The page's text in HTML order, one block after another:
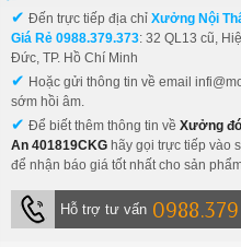
✔ Đến trực tiếp địa chỉXưởng Nội
Giá Rẻ 0988.379.373: 32 QL13 cũ,
Đức, TP. Hồ Chí Minh
✔ Hoặc gửi thông tin về email
sớm hồi âm.
✔ Để biết thêm thông tin vềXưởng
An 401819CKG hãy gọi trực tiếp vào
để nhận báo giá tốt nhất cho sản
Hỗ trợ tư vấn